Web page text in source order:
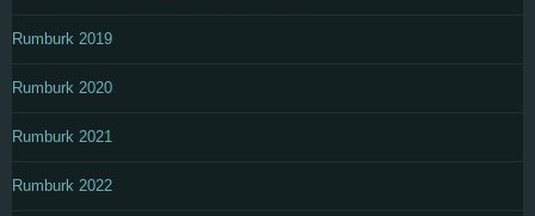
Rumburk 2019
Rumburk 2020
Rumburk 2021
Rumburk 2022